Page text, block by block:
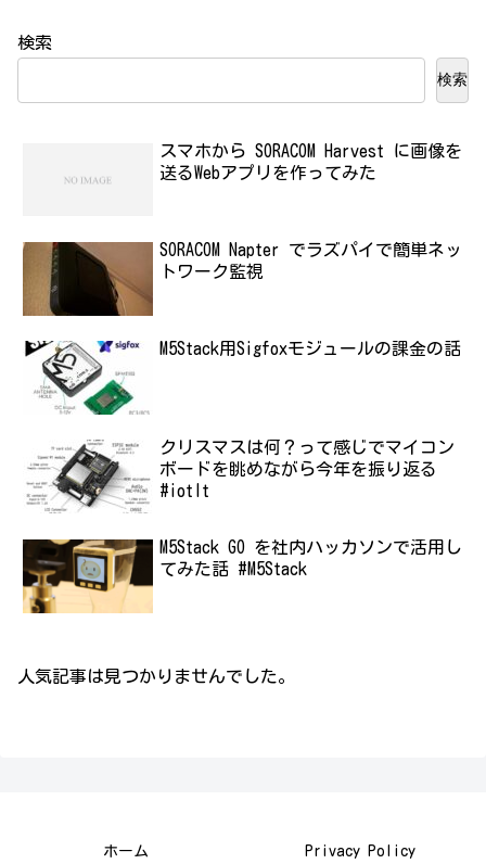
検索
検索
スマホから SORACOM Harvest に画像を
送るWebアプリを作ってみた
SORACOM Napter でラズパイで簡単ネッ
トワーク監視
M5Stack用Sigfoxモジュールの課金の話
クリスマスは何？って感じでマイコン
ボードを眺めながら今年を振り返る
#iotlt
M5Stack GO を社内ハッカソンで活用し
てみた話 #M5Stack
人気記事は見つかりませんでした。
ホーム Privacy Policy